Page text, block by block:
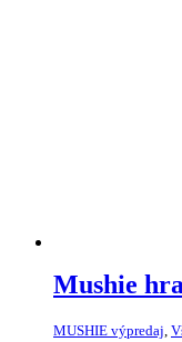
Mushie
MUSHIE výpredaj